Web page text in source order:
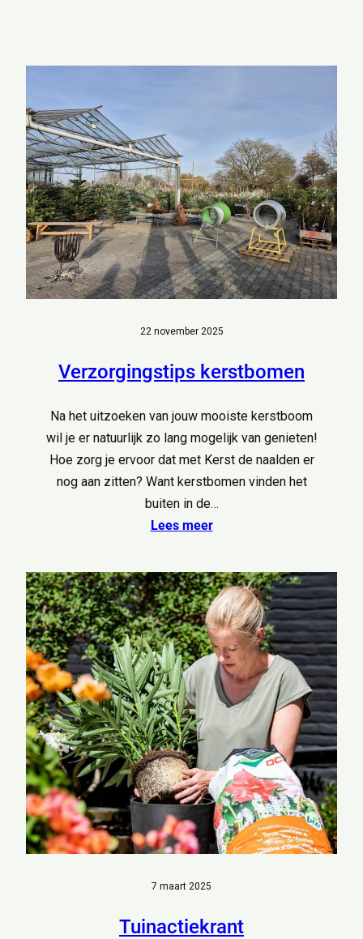
22 november 2025
Verzorgingstips kerstbomen
Na het uitzoeken van jouw mooiste kerstboom
wil je er natuurlijk zo lang mogelijk van genieten!
Hoe zorg je ervoor dat met Kerst de naalden er
nog aan zitten? Want kerstbomen vinden het
buiten in de…
Lees meer
7 maart 2025
Tuinactiekrant